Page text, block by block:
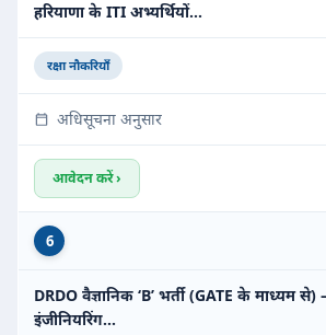
हरियाणा के ITI अभ्यर्थियों…
रक्षा नौकरियाँ
अधिसूचना अनुसार
आवेदन करें ›
6
DRDO वैज्ञानिक ‘B’ भर्ती (GATE के माध्यम
इंजीनियरिंग…